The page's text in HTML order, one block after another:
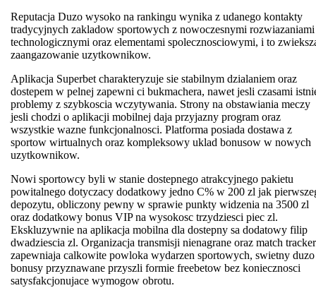
Reputacja Duzo wysoko na rankingu wynika z udanego kontakty
tradycyjnych zakladow sportowych z nowoczesnymi rozwiazaniami
technologicznymi oraz elementami spolecznosciowymi, i to
zaangazowanie uzytkownikow.
Aplikacja Superbet charakteryzuje sie stabilnym dzialaniem oraz
dostepem w pelnej zapewni ci bukmachera, nawet jesli czasami
problemy z szybkoscia wczytywania. Strony na obstawiania meczy
jesli chodzi o aplikacji mobilnej daja przyjazny program oraz
wszystkie wazne funkcjonalnosci. Platforma posiada dostawa z
sportow wirtualnych oraz kompleksowy uklad bonusow w nowych
uzytkownikow.
Nowi sportowcy byli w stanie dostepnego atrakcyjnego pakietu
powitalnego dotyczacy dodatkowy jedno C% w 200 zl jak
depozytu, obliczony pewny w sprawie punkty widzenia na 3500 zl
oraz dodatkowy bonus VIP na wysokosc trzydziesci piec zl.
Ekskluzywnie na aplikacja mobilna dla dostepny sa dodatowy filip
dwadziescia zl. Organizacja transmisji nienagrane oraz match tracker
zapewniaja calkowite powloka wydarzen sportowych, swietny duzo
bonusy przyznawane przyszli formie freebetow bez koniecznosci
satysfakcjonujace wymogow obrotu.